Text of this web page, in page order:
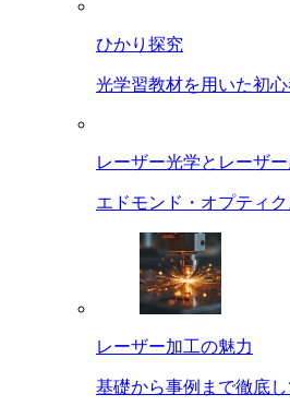
ひかり探究
光学習教材を用いた初
レーザー光学とレーザ
エドモンド・オプティ
レーザー加工の魅力
基礎から事例まで徹底